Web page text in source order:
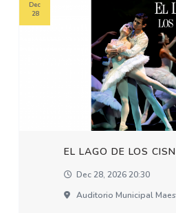
EL LAGO DE LOS
Dec 28, 2026 20:30
Auditorio Municipal
Dec
28